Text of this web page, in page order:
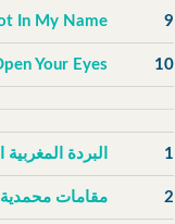
9
In My Name
10
Your Eyes
1 البردة
2 مقامات محمدية 1